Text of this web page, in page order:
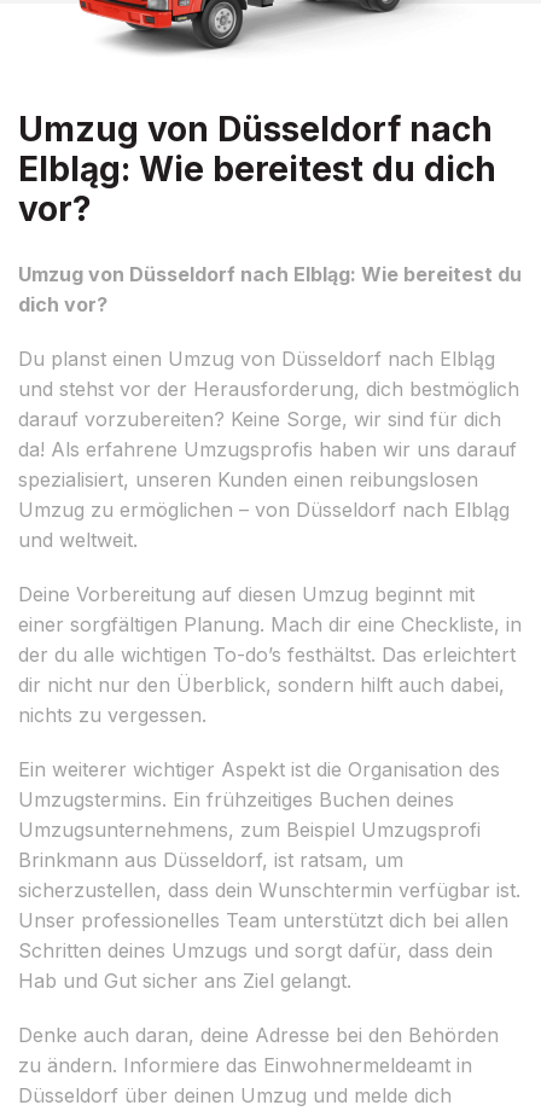
Umzug von Düsseldorf nach
Elbląg: Wie bereitest du dich
vor?
Umzug von Düsseldorf nach Elbląg: Wie bereitest du
dich vor?
Du planst einen Umzug von Düsseldorf nach Elbląg
und stehst vor der Herausforderung, dich bestmöglich
darauf vorzubereiten? Keine Sorge, wir sind für dich
da! Als erfahrene Umzugsprofis haben wir uns darauf
spezialisiert, unseren Kunden einen reibungslosen
Umzug zu ermöglichen – von Düsseldorf nach Elbląg
und weltweit.
Deine Vorbereitung auf diesen Umzug beginnt mit
einer sorgfältigen Planung. Mach dir eine Checkliste, in
der du alle wichtigen To-do’s festhältst. Das erleichtert
dir nicht nur den Überblick, sondern hilft auch dabei,
nichts zu vergessen.
Ein weiterer wichtiger Aspekt ist die Organisation des
Umzugstermins. Ein frühzeitiges Buchen deines
Umzugsunternehmens, zum Beispiel Umzugsprofi
Brinkmann aus Düsseldorf, ist ratsam, um
sicherzustellen, dass dein Wunschtermin verfügbar ist.
Unser professionelles Team unterstützt dich bei allen
Schritten deines Umzugs und sorgt dafür, dass dein
Hab und Gut sicher ans Ziel gelangt.
Denke auch daran, deine Adresse bei den Behörden
zu ändern. Informiere das Einwohnermeldeamt in
Düsseldorf über deinen Umzug und melde dich